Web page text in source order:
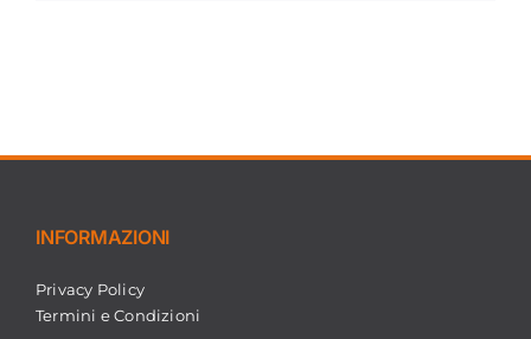
INFORMAZIONI
Privacy Policy
Termini e Condizioni